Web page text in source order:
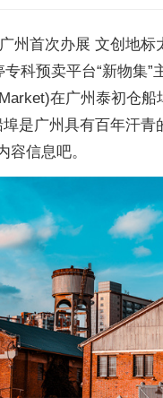
州首次办展 文创地标
专科预卖平台“新物集”
在广州泰初仓船
是广州具有百年汗青
容信息吧。